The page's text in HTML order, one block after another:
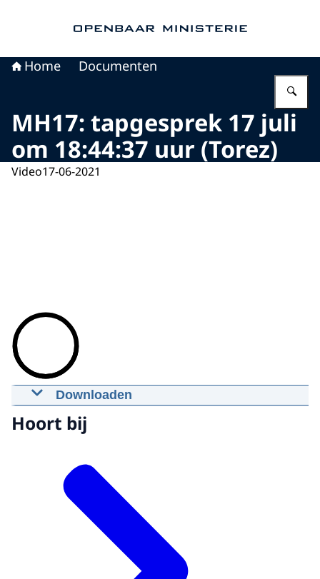
Home Documenten
MH17: tapgesprek 17 juli
om 18:44:37 uur (Torez)
Video17-06-2021
Downloaden
MH17: tapgesprek 17 juli om 18:44:37
uur (Torez)
Download
Hoort bij